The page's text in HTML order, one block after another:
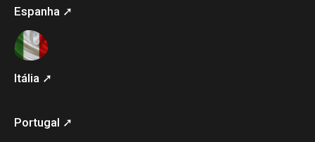
Espanha ➚
Itália ➚
Portugal ➚